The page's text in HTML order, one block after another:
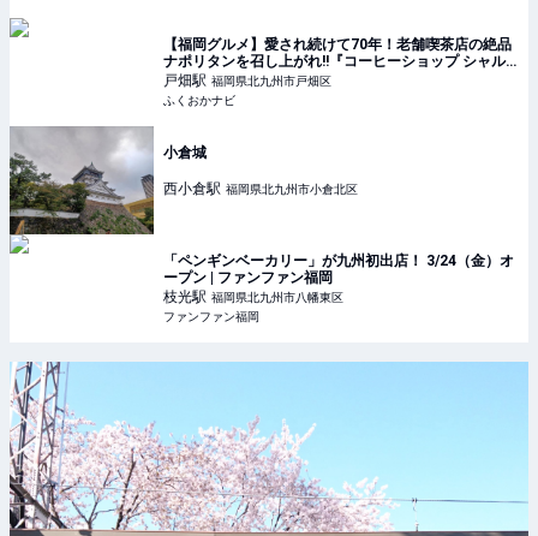
【福岡グルメ】愛され続けて70年！老舗喫茶店の絶品
ナポリタンを召し上がれ!!『コーヒーショップ シャル
ム』 | ふくおかナビ
戸畑駅 福岡県北九州市戸畑区
ふくおかナビ
小倉城
西小倉駅 福岡県北九州市小倉北区
「ペンギンベーカリー」が九州初出店！ 3/24（金）オ
ープン | ファンファン福岡
枝光駅 福岡県北九州市八幡東区
ファンファン福岡